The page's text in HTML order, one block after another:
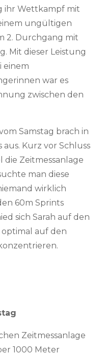
ihr Wettkampf mit
ungültigen
2. Durchgang mit
Mit dieser Leistung
einem
war es
zwischen den
Samstag brach in
aus. Kurz vor Schluss
die Zeitmessanlage
man diese
wirklich
60m Sprints
sich Sarah auf den
auf den
Zeitmessanlage
1000 Meter